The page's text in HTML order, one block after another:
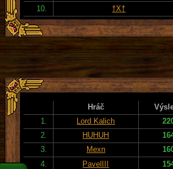
10.
†X†
Hráč
1.
Lord Kalich
2.
HUHUH
3.
Mexn
4.
PavelIII